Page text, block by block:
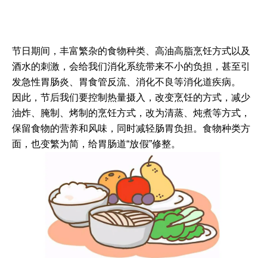
节日期间，丰富繁杂的食物种类、高油高脂烹饪方式以及
酒水的刺激，会给我们消化系统带来不小的负担，甚至引
发急性胃肠炎、胃食管反流、消化不良等消化道疾病。
因此，节后我们要控制热量摄入，改变烹饪的方式，减少
油炸、腌制、烤制的烹饪方式，改为清蒸、炖煮等方式，
保留食物的营养和风味，同时减轻肠胃负担。食物种类方
面，也变繁为简，给胃肠道“放假”修整。